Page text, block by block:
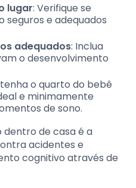
lugar: Verifique se
seguros e adequados
adequados: Inclua
o desenvolvimento
o quarto do bebê
e minimamente
de sono.
de casa é a
acidentes e
cognitivo através de